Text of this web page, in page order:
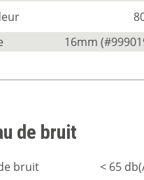
16mm
de bruit
bruit < 65